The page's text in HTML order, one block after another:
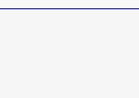
liens du site